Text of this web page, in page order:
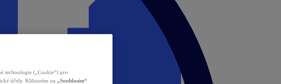
technologie („Cookie“) pro
účely. Kliknutím na „Souhlasím“